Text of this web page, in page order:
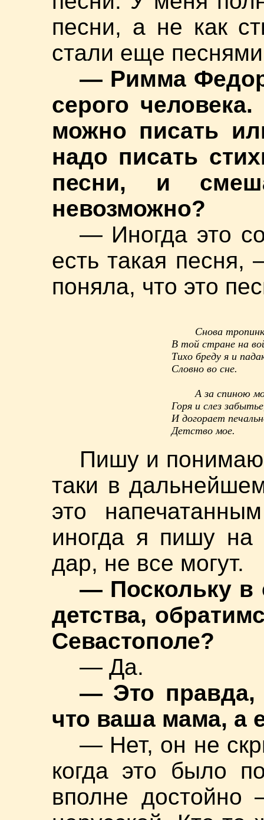
песни, а не как
стали еще
— Римма
серого
можно писать
надо писать
песни, и
невозможно?
— Иногда это
есть такая
поняла, что это
Снова
В той стране на
Тихо бреду я и
Словно во сне.
А за спиною
Горя и слез
И догорает
Детство мое.
Пишу и
таки в
это
иногда я пишу на
дар, не все могут.
— Поскольку в
детства,
Севастополе?
— Да.
— Это правда,
что ваша мама, а
— Нет, он не
когда это было
вполне